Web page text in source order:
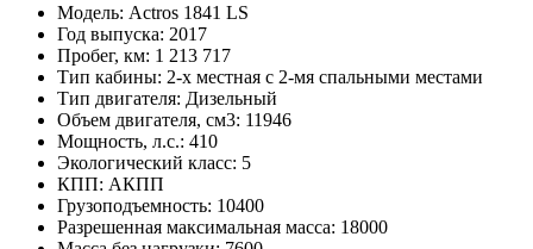
Модель: Actros 1841 LS
Год выпуска: 2017
Пробег, км: 1 213 717
Тип кабины: 2-х местная с 2-мя спальными местами
Тип двигателя: Дизельный
Объем двигателя, см3: 11946
Мощность, л.с.: 410
Экологический класс: 5
КПП: АКПП
Грузоподъемность: 10400
Разрешенная максимальная масса: 18000